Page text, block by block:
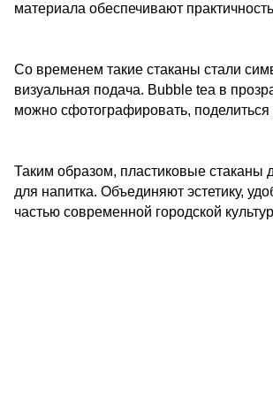
материала обеспечивают
Со временем такие стаканы стали
визуальная подача. Bubble tea в
можно сфотографировать, поделиться
Таким образом, пластиковые
для напитка. Объединяют эстетику,
частью современной городской